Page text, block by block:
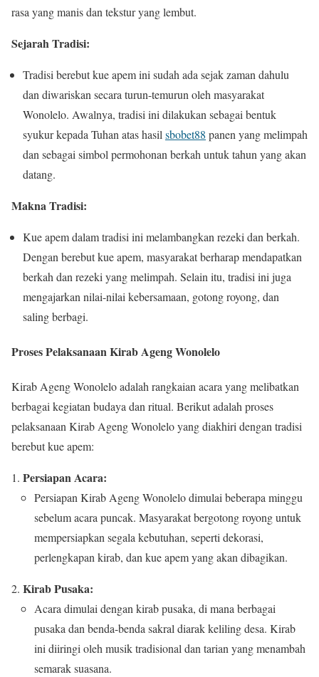
rasa yang manis dan tekstur yang lembut.
Sejarah Tradisi:
Tradisi berebut kue apem ini sudah ada sejak zaman dahulu
dan diwariskan secara turun-temurun oleh masyarakat
Wonolelo. Awalnya, tradisi ini dilakukan sebagai bentuk
syukur kepada Tuhan atas hasil sbobet88 panen yang melimpah
dan sebagai simbol permohonan berkah untuk tahun yang akan
datang.
Makna Tradisi:
Kue apem dalam tradisi ini melambangkan rezeki dan berkah.
Dengan berebut kue apem, masyarakat berharap mendapatkan
berkah dan rezeki yang melimpah. Selain itu, tradisi ini juga
mengajarkan nilai-nilai kebersamaan, gotong royong, dan
saling berbagi.
Proses Pelaksanaan Kirab Ageng Wonolelo
Kirab Ageng Wonolelo adalah rangkaian acara yang melibatkan
berbagai kegiatan budaya dan ritual. Berikut adalah proses
pelaksanaan Kirab Ageng Wonolelo yang diakhiri dengan tradisi
berebut kue apem:
Persiapan Acara:
Persiapan Kirab Ageng Wonolelo dimulai beberapa minggu
sebelum acara puncak. Masyarakat bergotong royong untuk
mempersiapkan segala kebutuhan, seperti dekorasi,
perlengkapan kirab, dan kue apem yang akan dibagikan.
Kirab Pusaka:
Acara dimulai dengan kirab pusaka, di mana berbagai
pusaka dan benda-benda sakral diarak keliling desa. Kirab
ini diiringi oleh musik tradisional dan tarian yang menambah
semarak suasana.